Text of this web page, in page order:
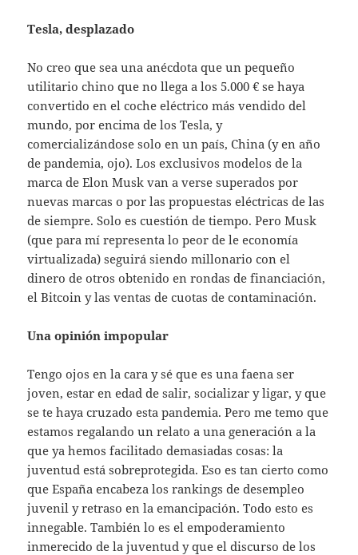
Tesla, desplazado
No creo que sea una anécdota que un pequeño
utilitario chino que no llega a los 5.000 € se haya
convertido en el coche eléctrico más vendido del
mundo, por encima de los Tesla, y
comercializándose solo en un país, China (y en año
de pandemia, ojo). Los exclusivos modelos de la
marca de Elon Musk van a verse superados por
nuevas marcas o por las propuestas eléctricas de las
de siempre. Solo es cuestión de tiempo. Pero Musk
(que para mí representa lo peor de le economía
virtualizada) seguirá siendo millonario con el
dinero de otros obtenido en rondas de financiación,
el Bitcoin y las ventas de cuotas de contaminación.
Una opinión impopular
Tengo ojos en la cara y sé que es una faena ser
joven, estar en edad de salir, socializar y ligar, y que
se te haya cruzado esta pandemia. Pero me temo que
estamos regalando un relato a una generación a la
que ya hemos facilitado demasiadas cosas: la
juventud está sobreprotegida. Eso es tan cierto como
que España encabeza los rankings de desempleo
juvenil y retraso en la emancipación. Todo esto es
innegable. También lo es el empoderamiento
inmerecido de la juventud y que el discurso de los